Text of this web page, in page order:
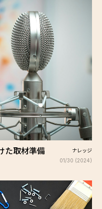
た取材準備
ナレッジ
01/30 (2024)